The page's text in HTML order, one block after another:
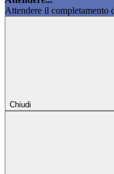
Attendere il completamento
Chiudi